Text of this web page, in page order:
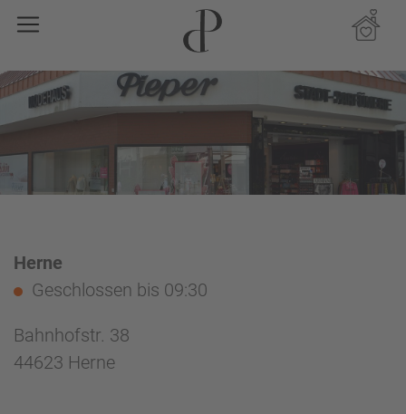
Herne
Geschlossen bis 09:30
Bahnhofstr. 38
44623 Herne